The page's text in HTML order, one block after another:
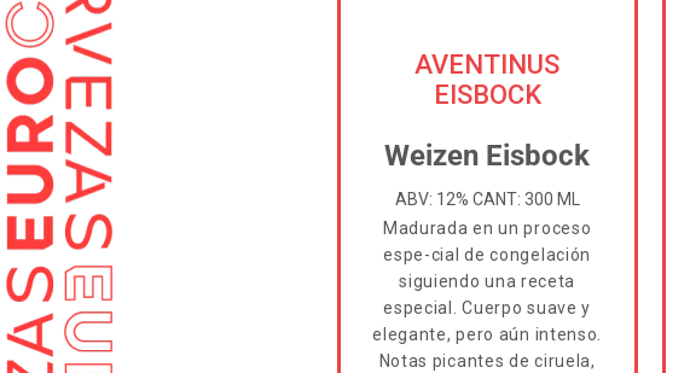
AVENTINUS
EISBOCK
Weizen Eisbock
ABV: 12% CANT: 300 ML
Madurada en un proceso
espe-cial de congelación
siguiendo una receta
especial. Cuerpo suave y
elegante, pero aún intenso.
Notas picantes de ciruela,